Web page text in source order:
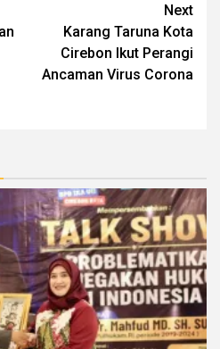
Next
Karang Taruna Kota
Cirebon Ikut Perangi
Ancaman Virus Corona